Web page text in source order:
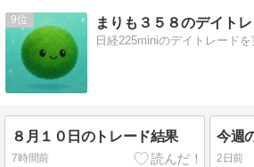
9 まりも３５８のデイト
日経225miniのデイトレードを
８月１０日のトレード結果
7時間前
今週
2日前